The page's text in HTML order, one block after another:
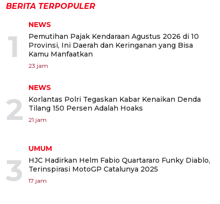
BERITA TERPOPULER
1
NEWS
Pemutihan Pajak Kendaraan Agustus 2026 di 10
Provinsi, Ini Daerah dan Keringanan yang Bisa
Kamu Manfaatkan
23 jam
2
NEWS
Korlantas Polri Tegaskan Kabar Kenaikan Denda
Tilang 150 Persen Adalah Hoaks
21 jam
3
UMUM
HJC Hadirkan Helm Fabio Quartararo Funky Diablo,
Terinspirasi MotoGP Catalunya 2025
17 jam